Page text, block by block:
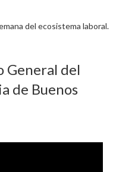
del ecosistema laboral.
General del
de Buenos